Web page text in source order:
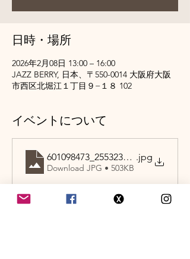
日時・場所
2026年2月08日 13:00 – 16:00
JAZZ BERRY, 日本、〒550-0014 大阪府大阪
市西区北堀江１丁目９−１８ 102
イベントについて
.jpg
Download JPG • 503KB